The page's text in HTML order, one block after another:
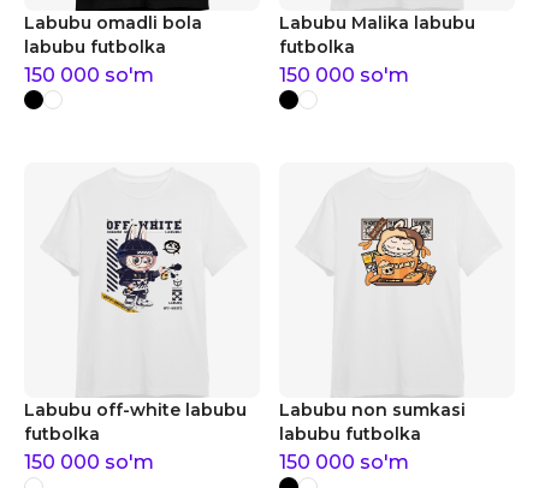
Labubu omadli bola
labubu futbolka
150 000 so'm
Labubu Malika labubu
futbolka
150 000 so'm
Labubu off-white labubu
futbolka
150 000 so'm
Labubu non sumkasi
labubu futbolka
150 000 so'm